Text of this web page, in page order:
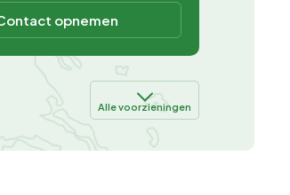
opnemen
Alle voorzieningen